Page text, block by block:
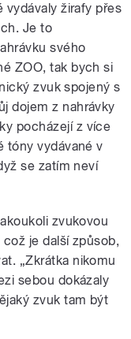
vydávaly žirafy přes
Je to
svého
ZOO, tak bych si
zvuk spojený s
dojem z nahrávky
pocházejí z více
tóny vydávané v
se zatím neví
zvukovou
je další způsob,
„Zkrátka nikomu
sebou dokázaly
zvuk tam být